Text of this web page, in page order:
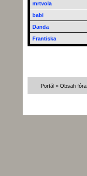
mrtvola
babi
Danda
Frantiska
Portál» Obsah fóra